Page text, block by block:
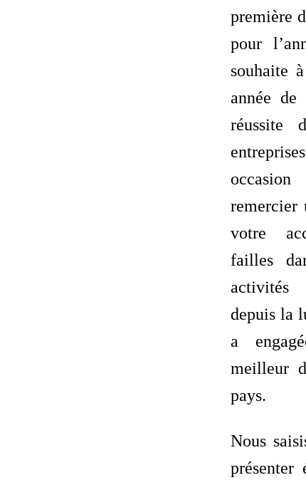
première
pour
souhaite
année
réussite
remercier
votre
failles
activités
depuis la
a
meilleur
pays.
Nous
présenter